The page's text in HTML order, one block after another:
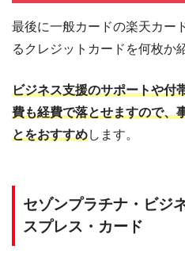
最後に一般カードの楽天カー
るクレジットカードを何枚か
ビジネス支援のサポートや付
費も経費で落とせますので、
とをおすすめします。
セゾンプラチナ・ビジ
スプレス・カード